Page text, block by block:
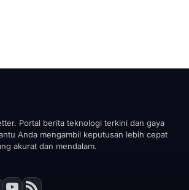
Portal berita teknologi terkini dan gaya
Anda mengambil keputusan lebih cepat
akurat dan mendalam.